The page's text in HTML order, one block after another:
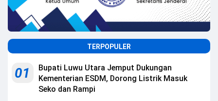
TERPOPULER
01
Bupati Luwu Utara Jemput Dukungan
Kementerian ESDM, Dorong Listrik Masuk
Seko dan Rampi